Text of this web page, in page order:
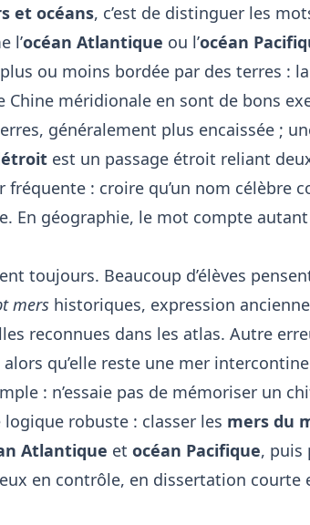
et océans, c’est de distinguer les
l’océan Atlantique ou l’océan
ou moins bordée par des terres : la
méridionale en sont de bons
généralement plus encaissée ;
est un passage étroit reliant
: croire qu’un nom célèbre
En géographie, le mot compte
toujours. Beaucoup d’élèves
mershistoriques, expression
reconnues dans les atlas. Autre
qu’elle reste une mer
: n’essaie pas de mémoriser un
robuste : classer les mers du
Atlantique et océan Pacifique, puis
en contrôle, en dissertation courte